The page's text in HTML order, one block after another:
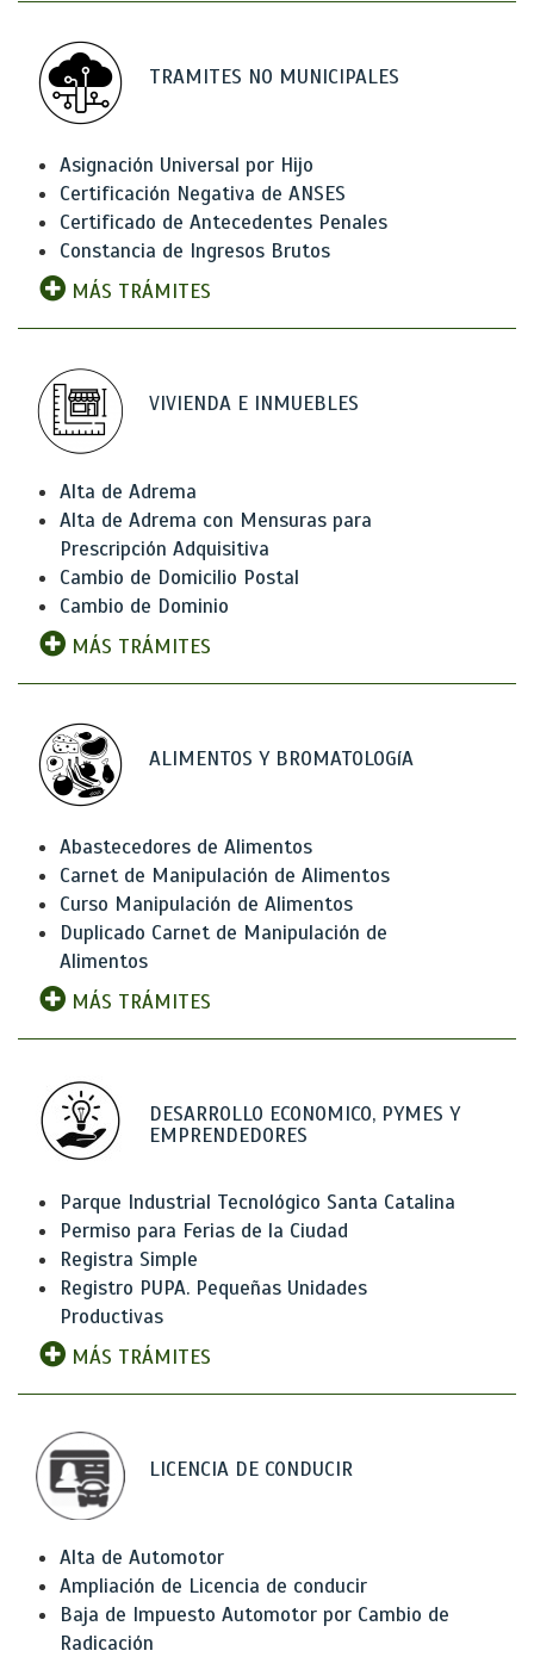
TRAMITES NO MUNICIPALES
Asignación Universal por Hijo
Certificación Negativa de ANSES
Certificado de Antecedentes Penales
Constancia de Ingresos Brutos
MÁS TRÁMITES
VIVIENDA E INMUEBLES
Alta de Adrema
Alta de Adrema con Mensuras para
Prescripción Adquisitiva
Cambio de Domicilio Postal
Cambio de Dominio
MÁS TRÁMITES
ALIMENTOS Y BROMATOLOGíA
Abastecedores de Alimentos
Carnet de Manipulación de Alimentos
Curso Manipulación de Alimentos
Duplicado Carnet de Manipulación de
Alimentos
MÁS TRÁMITES
DESARROLLO ECONOMICO, PYMES Y
EMPRENDEDORES
Parque Industrial Tecnológico Santa Catalina
Permiso para Ferias de la Ciudad
Registra Simple
Registro PUPA. Pequeñas Unidades
Productivas
MÁS TRÁMITES
LICENCIA DE CONDUCIR
Alta de Automotor
Ampliación de Licencia de conducir
Baja de Impuesto Automotor por Cambio de
Radicación